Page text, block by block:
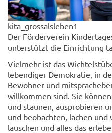
kita_grossalsleben1
Der Förderverein
unterstützt die Einrichtung
Vielmehr ist das
lebendiger Demokratie, in
Bewohner und
willkommen sind. Sie
und staunen, ausprobieren
und beobachten, lachen und
lauschen und alles das